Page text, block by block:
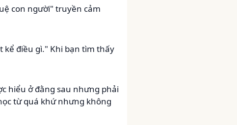
con người" truyền cảm
kể điều gì." Khi bạn tìm thấy
hiểu ở đằng sau nhưng phải
từ quá khứ nhưng không